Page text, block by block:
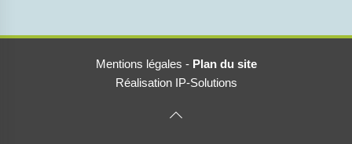
Mentions légales - Plan du site
Réalisation IP-Solutions